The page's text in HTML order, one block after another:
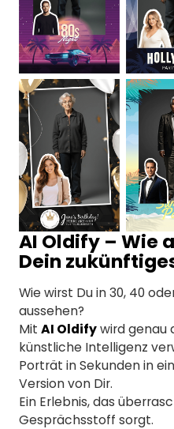
AI Oldify – Wie
Dein
Wie wirst Du in 30, 40
aussehen?
Mit AI Oldifywird genau
künstliche Intelligenz
Porträt in Sekunden in
Version von Dir.
Ein Erlebnis, das
Gesprächsstoff sorgt.